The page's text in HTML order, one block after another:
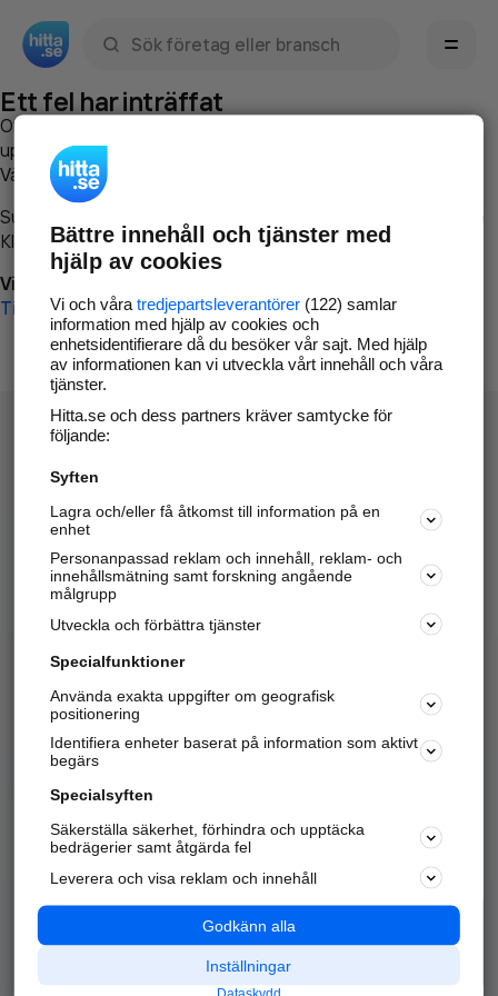
Ett fel har inträffat
Om du vill kan du
uppstod så att vi lättare och snabbare kan avhjälpa det.
Vänligen försök med följande:
Surfa till
Klicka påTillbaka-knappen i webbläsaren och försök igen
Vi beklagar besväret!
Till startsidan
Hitta.se - Gratis nummerupplysning.
Sök företag, personer och platser.
Hitta telefonnummer, adresser, företagsinfo mm.
Marknadsför företaget
Kom igång och annonsera mot
samarbetspartners nära dig.
Alla kategorier
Populära sökningar
API & Kartor
Annonsera
Integritet
Nödnummer
Bättre innehåll och tjänster med
hjälp av cookies
Vi och våra tredjepartsleverantörer(122) samlar
information med hjälp av cookies och
enhetsidentifierare då du besöker vår sajt. Med hjälp
av informationen kan vi utveckla vårt innehåll och våra
tjänster.
Hitta.se och dess partners kräver samtycke för
följande:
Syften
Lagra och/eller få åtkomst till information på en
enhet
Personanpassad reklam och innehåll, reklam- och
innehållsmätning samt forskning angående
målgrupp
Utveckla och förbättra tjänster
Specialfunktioner
Använda exakta uppgifter om geografisk
positionering
Identifiera enheter baserat på information som aktivt
begärs
Specialsyften
Säkerställa säkerhet, förhindra och upptäcka
bedrägerier samt åtgärda fel
Leverera och visa reklam och innehåll
Godkänn alla
Inställningar
Dataskydd